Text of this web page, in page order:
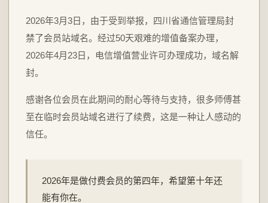
2026年3月3日，由于受到举报，四川省通信管理局封
禁了会员站域名。经过50天艰难的增值备案办理，
2026年4月23日，电信增值营业许可办理成功，域名解
封。
感谢各位会员在此期间的耐心等待与支持，很多师傅甚
至在临时会员站域名进行了续费，这是一种让人感动的
信任。
2026年是做付费会员的第四年，希望第十年还
能有你在。